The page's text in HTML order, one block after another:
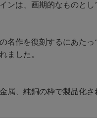
ンは、画期的なものと
名作を復刻するにあた
ました。
属、純銅の枠で製品化さ